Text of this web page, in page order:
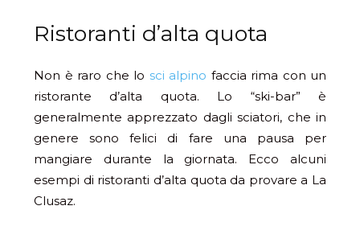
Ristoranti d’alta quota
Non è raro che lo sci alpino faccia rima con un
ristorante d’alta quota. Lo “ski-bar” è
generalmente apprezzato dagli sciatori, che in
genere sono felici di fare una pausa per
mangiare durante la giornata. Ecco alcuni
esempi di ristoranti d’alta quota da provare a La
Clusaz.